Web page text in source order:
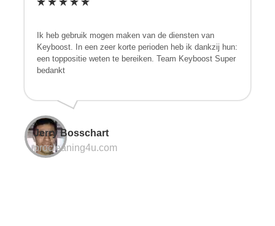
Ik heb gebruik mogen maken van de diensten van
Keyboost. In een zeer korte perioden heb ik dankzij hun:
een toppositie weten te bereiken. Team Keyboost Super
bedankt
Jerry Bosschart
procleaning4u.com